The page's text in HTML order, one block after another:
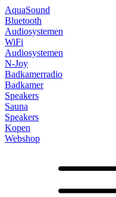
AquaSound
Bluetooth
Audiosystemen
WiFi
Audiosystemen
N-Joy
Badkamerradio
Badkamer
Speakers
Sauna
Speakers
Kopen
Webshop